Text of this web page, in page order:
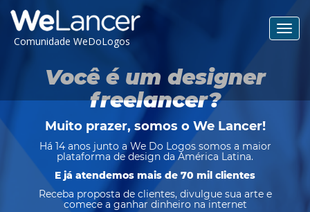
Comunidade WeDoLogos
Você é um designer
freelancer?
Muito prazer, somos o We Lancer!
Há 14 anos junto a We Do Logos somos a maior
plataforma de design da América Latina.
E já atendemos mais de 70 mil clientes
Receba proposta de clientes, divulgue sua arte e
comece a ganhar dinheiro na internet